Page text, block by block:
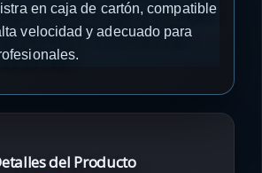
en caja de cartón, compatible
velocidad y adecuado para
del Producto